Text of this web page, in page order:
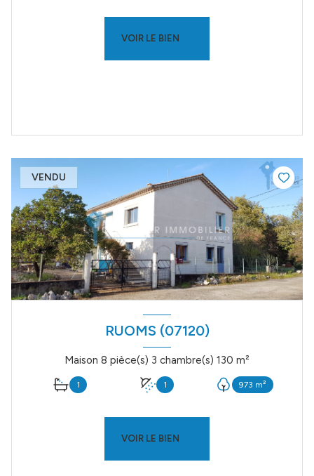
VOIR LE BIEN
VENDU
RUOMS (07120)
Maison 8 pièce(s) 3 chambre(s) 130 m²
1 1 973 m²
VOIR LE BIEN